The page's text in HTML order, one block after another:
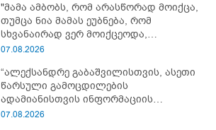
ავალიანის დედა
"მამა ამბობს, რომ არასწორად მოიქცა,
თუმცა ნია მამას ეუბნება, რომ
სხვანაირად ვერ მოიქცეოდა,
თანამედროვე ეპოქაში სხვანაირად
დეტალებზე საუბრობს გიგა ავალიანის
საქმის პროკურორი?
07.08.2026
“ალექსანდრე გაბაშვილისთვის, ასეთი
წარსული გამოცდილების
ადამიანისთვის ინფორმაციის
მიწოდება, რომ მასწავლებელი
07.08.2026